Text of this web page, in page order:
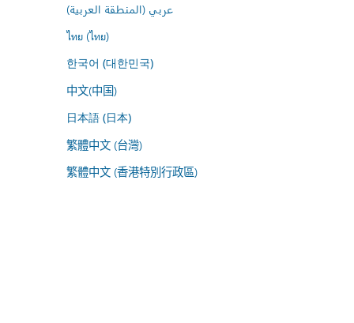
عربي (المنطقة العربية)
ไทย (ไทย)
한국어 (대한민국)
中文(中国)
日本語 (日本)
繁體中文 (台灣)
繁體中文 (香港特別行政區)